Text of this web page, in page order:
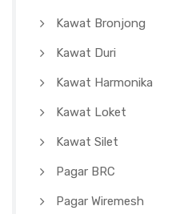
Kawat Bronjong
Kawat Duri
Kawat Harmonika
Kawat Loket
Kawat Silet
Pagar BRC
Pagar Wiremesh